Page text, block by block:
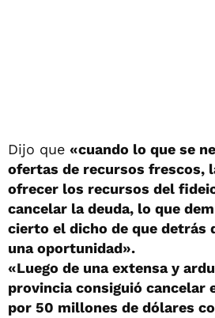
Dijo que «cuando lo que se
ofertas de recursos frescos,
ofrecer los recursos del
cancelar la deuda, lo que
cierto el dicho de que detrás
una oportunidad».
«Luego de una extensa y
provincia consiguió cancelar
por 50 millones de dólares